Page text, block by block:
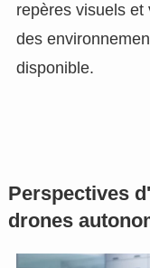
repères visuels
des
disponible.
Perspectives
drones